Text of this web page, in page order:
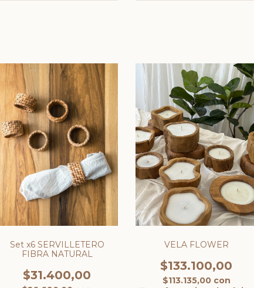
Set x6 SERVILLETERO
FIBRA NATURAL
$31.400,00
VELA FLOWER
$133.100,00
$113.135,00 con